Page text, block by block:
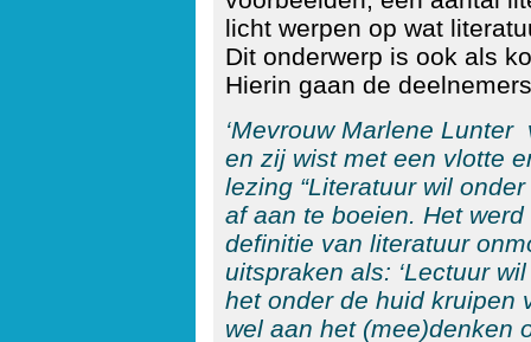
licht werpen op wat
Dit onderwerp is ook als
Hierin gaan de
‘Mevrouw Marlene
en zij wist met een vlotte
lezing “Literatuur wil
af aan te boeien. Het
definitie van literatuur
uitspraken als: ‘Lectuur
het onder de huid kruipen
wel aan het (mee)denken